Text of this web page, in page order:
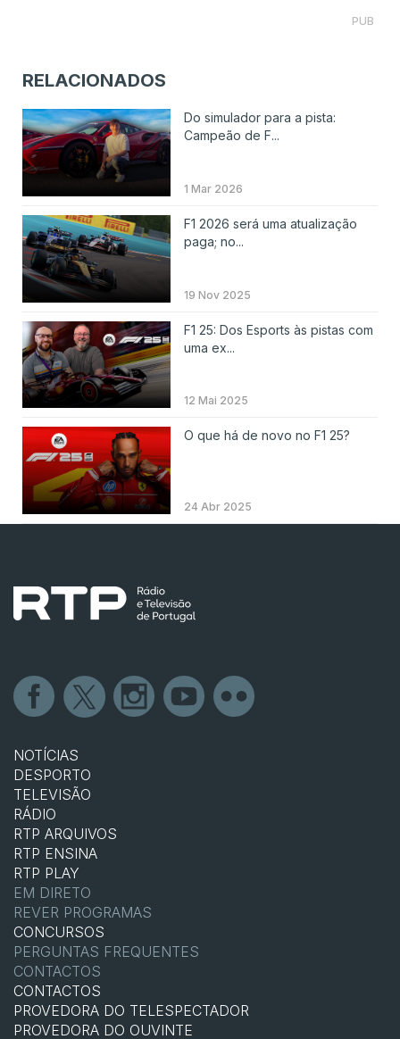
PUB
RELACIONADOS
Do simulador para a pista:
Campeão de F...
1 Mar 2026
F1 2026 será uma atualização
paga; no...
19 Nov 2025
F1 25: Dos Esports às pistas com
uma ex...
12 Mai 2025
O que há de novo no F1 25?
24 Abr 2025
NOTÍCIAS
DESPORTO
TELEVISÃO
RÁDIO
RTP ARQUIVOS
RTP ENSINA
RTP PLAY
EM DIRETO
REVER PROGRAMAS
CONCURSOS
PERGUNTAS FREQUENTES
CONTACTOS
CONTACTOS
PROVEDORA DO TELESPECTADOR
PROVEDORA DO OUVINTE